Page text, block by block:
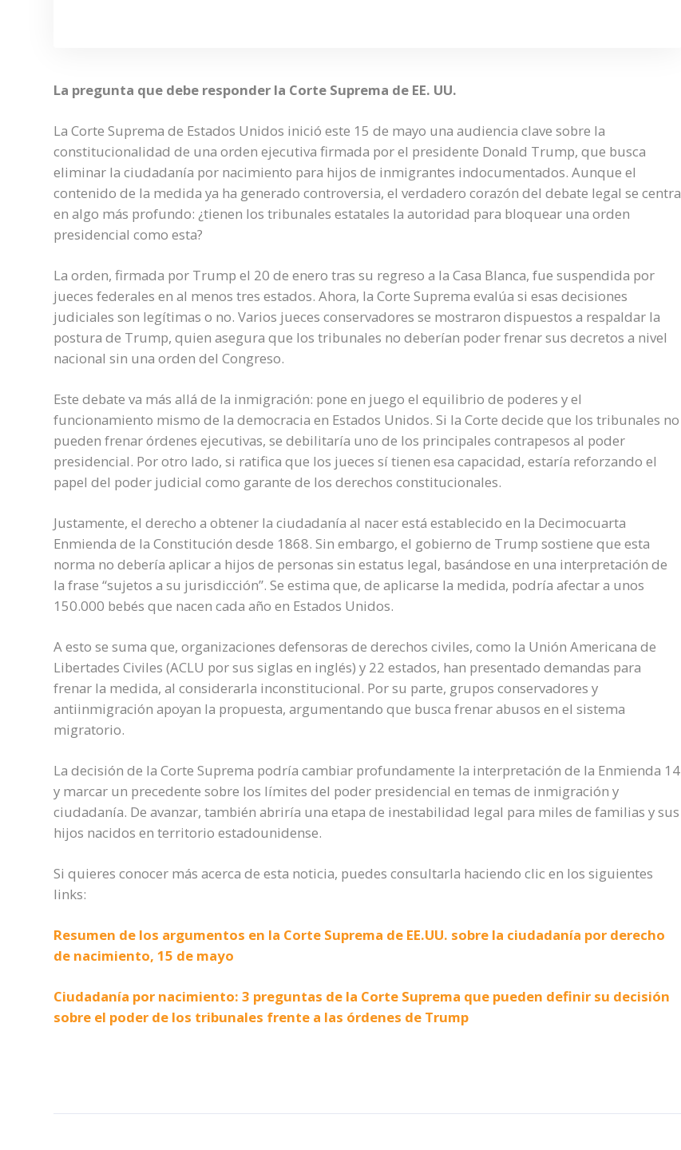
La pregunta que debe responder la Corte Suprema de EE. UU.
La Corte Suprema de Estados Unidos inició este 15 de mayo una audiencia clave sobre la
constitucionalidad de una orden ejecutiva firmada por el presidente Donald Trump, que busca
eliminar la ciudadanía por nacimiento para hijos de inmigrantes indocumentados. Aunque el
contenido de la medida ya ha generado controversia, el verdadero corazón del debate legal se centra
en algo más profundo: ¿tienen los tribunales estatales la autoridad para bloquear una orden
presidencial como esta?
La orden, firmada por Trump el 20 de enero tras su regreso a la Casa Blanca, fue suspendida por
jueces federales en al menos tres estados. Ahora, la Corte Suprema evalúa si esas decisiones
judiciales son legítimas o no. Varios jueces conservadores se mostraron dispuestos a respaldar la
postura de Trump, quien asegura que los tribunales no deberían poder frenar sus decretos a nivel
nacional sin una orden del Congreso.
Este debate va más allá de la inmigración: pone en juego el equilibrio de poderes y el
funcionamiento mismo de la democracia en Estados Unidos. Si la Corte decide que los tribunales no
pueden frenar órdenes ejecutivas, se debilitaría uno de los principales contrapesos al poder
presidencial. Por otro lado, si ratifica que los jueces sí tienen esa capacidad, estaría reforzando el
papel del poder judicial como garante de los derechos constitucionales.
Justamente, el derecho a obtener la ciudadanía al nacer está establecido en la Decimocuarta
Enmienda de la Constitución desde 1868. Sin embargo, el gobierno de Trump sostiene que esta
norma no debería aplicar a hijos de personas sin estatus legal, basándose en una interpretación de
la frase “sujetos a su jurisdicción”. Se estima que, de aplicarse la medida, podría afectar a unos
150.000 bebés que nacen cada año en Estados Unidos.
A esto se suma que, organizaciones defensoras de derechos civiles, como la Unión Americana de
Libertades Civiles (ACLU por sus siglas en inglés) y 22 estados, han presentado demandas para
frenar la medida, al considerarla inconstitucional. Por su parte, grupos conservadores y
antiinmigración apoyan la propuesta, argumentando que busca frenar abusos en el sistema
migratorio.
La decisión de la Corte Suprema podría cambiar profundamente la interpretación de la Enmienda 14
y marcar un precedente sobre los límites del poder presidencial en temas de inmigración y
ciudadanía. De avanzar, también abriría una etapa de inestabilidad legal para miles de familias y sus
hijos nacidos en territorio estadounidense.
Si quieres conocer más acerca de esta noticia, puedes consultarla haciendo clic en los siguientes
links:
Resumen de los argumentos en la Corte Suprema de EE.UU. sobre la ciudadanía por derecho
de nacimiento, 15 de mayo
Ciudadanía por nacimiento: 3 preguntas de la Corte Suprema que pueden definir su decisión
sobre el poder de los tribunales frente a las órdenes de Trump